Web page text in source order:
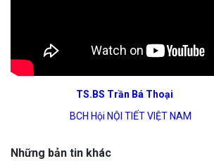
TS.BS Trần Bá Thoại
BCH Hội NỘI TIẾT VIỆT NAM
Những bản tin khác